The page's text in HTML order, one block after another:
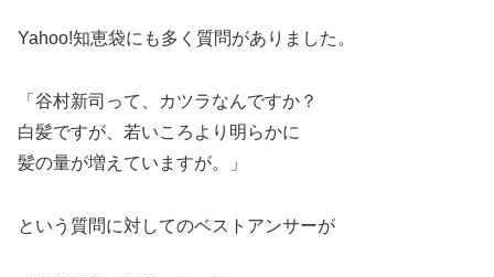
Yahoo!知恵袋にも多く質問がありました。
「谷村新司って、カツラなんですか？
白髪ですが、若いころより明らかに
髪の量が増えていますが。」
という質問に対してのベストアンサーが